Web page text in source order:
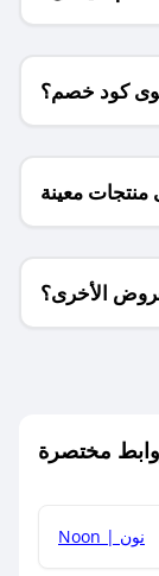
كود خصم؟
معينة
فقط؟
الأخرى؟
مختصرة
Noon | نون